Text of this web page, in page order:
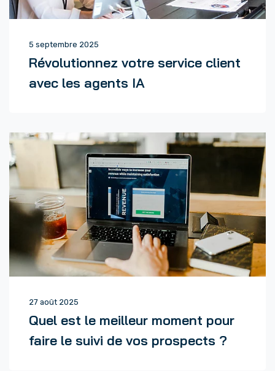
5 septembre 2025
Révolutionnez votre service client
avec les agents IA
27 août 2025
Quel est le meilleur moment pour
faire le suivi de vos prospects ?